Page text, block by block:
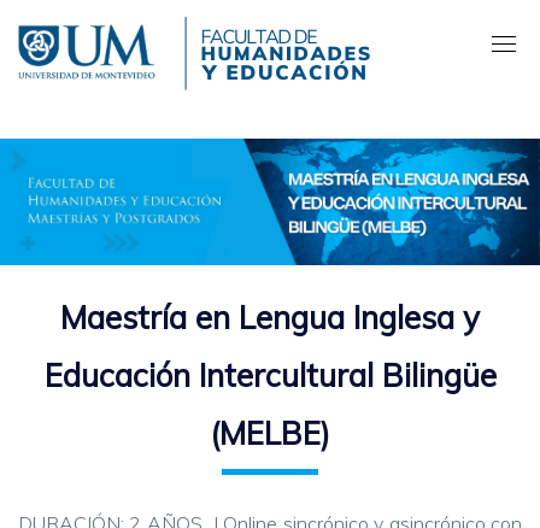
contenido
principal
Maestría en Lengua Inglesa y
Educación Intercultural Bilingüe
(MELBE)
DURACIÓN: 2 AÑOS | Online sincrónico y asincrónico con